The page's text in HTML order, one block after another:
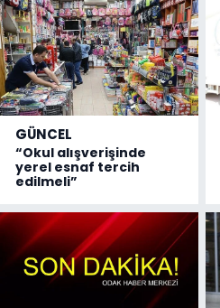
GÜNCEL
“Okul alışverişinde
yerel esnaf tercih
edilmeli”